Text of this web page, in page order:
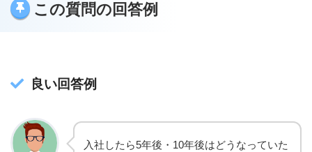
この質問の回答例
良い回答例
入社したら5年後・10年後はどうなっていた